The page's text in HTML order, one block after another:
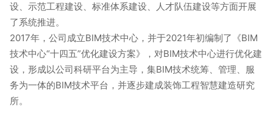
设、示范工程建设、标准体系建设、人才队伍建设等方面开展
了系统推进。
2017年，公司成立BIM技术中心，并于2021年初编制了《BIM
技术中心“十四五”优化建设方案》，对BIM技术中心进行优化建
设，形成以公司科研平台为主导，集BIM技术统筹、管理、服
务为一体的BIM技术平台，并逐步建成装饰工程智慧建造研究
所。